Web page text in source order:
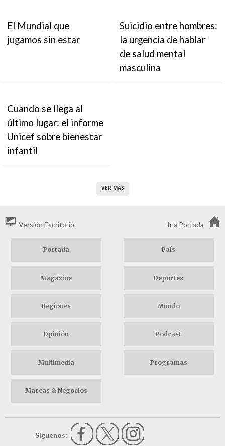
El Mundial que
jugamos sin estar
Suicidio entre hombres:
la urgencia de hablar
de salud mental
masculina
Cuando se llega al
último lugar: el informe
Unicef sobre bienestar
infantil
VER MÁS
Versión Escritorio Ir a Portada
Portada País
Magazine Deportes
Regiones Mundo
Opinión Podcast
Multimedia Programas
Marcas & Negocios
Síguenos: